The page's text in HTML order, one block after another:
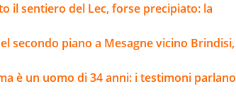
il sentiero del Lec, forse precipiato: la
secondo piano a Mesagne vicino Brindisi,
è un uomo di 34 anni: i testimoni parlano